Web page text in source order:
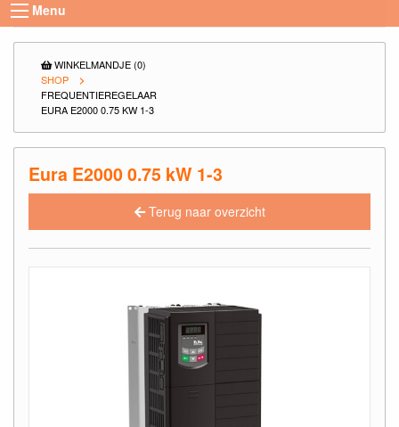
Menu
WINKELMANDJE (0)
SHOP
FREQUENTIEREGELAAR
EURA E2000 0.75 KW 1-3
Eura E2000 0.75 kW 1-3
Terug naar overzicht